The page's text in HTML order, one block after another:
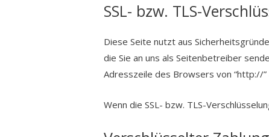
SSL- bzw. TLS-
Diese Seite nutzt aus
die Sie an uns als Seitenbetreiber
Adresszeile des Browsers von “http://
Wenn die SSL- bzw. TLS-